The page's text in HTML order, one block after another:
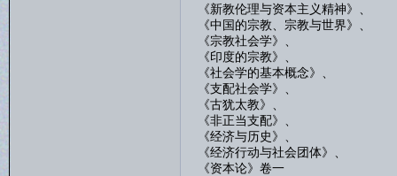
《新教伦理与资本主义精神》、
《中国的宗教、宗教与世界》、
《宗教社会学》、
《印度的宗教》、
《社会学的基本概念》、
《支配社会学》、
《古犹太教》、
《非正当支配》、
《经济与历史》、
《经济行动与社会团体》、
《资本论》卷一